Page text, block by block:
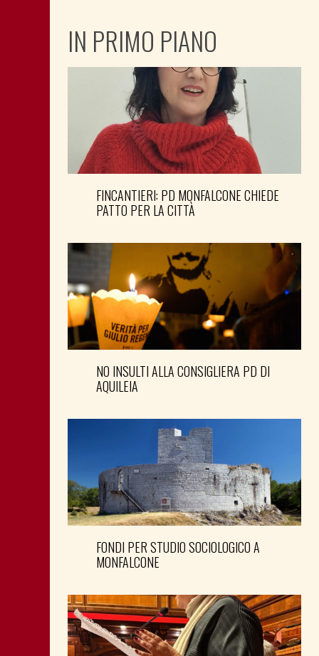
IN PRIMO PIANO
FINCANTIERI: PD MONFALCONE CHIEDE
PATTO PER LA CITTÀ
NO INSULTI ALLA CONSIGLIERA PD DI
AQUILEIA
FONDI PER STUDIO SOCIOLOGICO A
MONFALCONE